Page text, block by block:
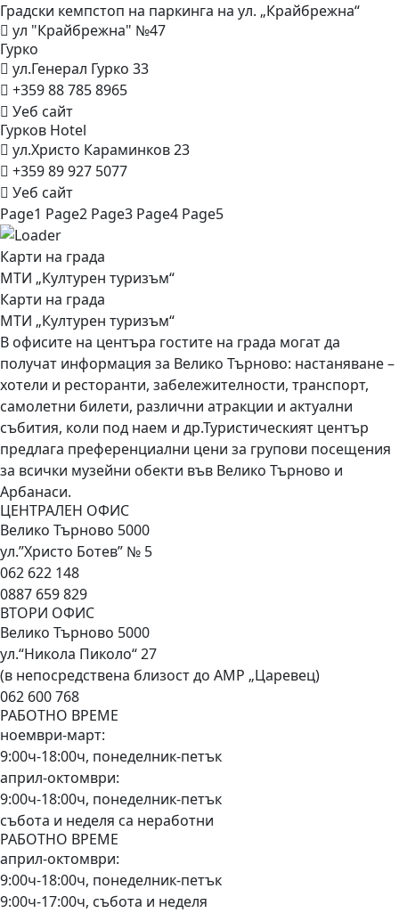
Градски кемпстоп на паркинга на ул. „Крайбрежна“
ул "Крайбрежна" №47
Гурко
ул.Генерал Гурко 33
+359 88 785 8965
Уеб сайт
Гурков Hotel
ул.Христо Караминков 23
+359 89 927 5077
Уеб сайт
Page1 Page2 Page3 Page4 Page5
Карти на града
МТИ „Културен туризъм“
Карти на града
МТИ „Културен туризъм“
В офисите на центъра гостите на града могат да
получат информация за Велико Търново: настаняване –
хотели и ресторанти, забележителности, транспорт,
самолетни билети, различни атракции и актуални
събития, коли под наем и др.Туристическият център
предлага преференциални цени за групови посещения
за всички музейни обекти във Велико Търново и
Арбанаси.
ЦЕНТРАЛЕН ОФИС
Велико Търново 5000
ул.”Христо Ботев” № 5
062 622 148
0887 659 829
ВТОРИ ОФИС
Велико Търново 5000
ул.“Никола Пиколо“ 27
(в непосредствена близост до АМР „Царевец)
062 600 768
РАБОТНО ВРЕМЕ
ноември-март:
9:00ч-18:00ч, понеделник-петък
април-октомври:
9:00ч-18:00ч, понеделник-петък
събота и неделя са неработни
РАБОТНО ВРЕМЕ
април-октомври:
9:00ч-18:00ч, понеделник-петък
9:00ч-17:00ч, събота и неделя